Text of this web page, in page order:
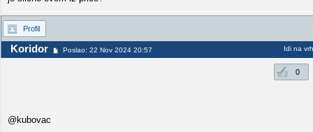
Profil
Koridor Poslao: 22 Nov 2024 20:57 Idi na vrh
0
@kubovac